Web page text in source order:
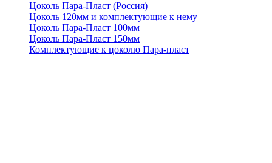
Цоколь Пара-Пласт (Россия)
Цоколь 120мм и комплектующие к нему
Цоколь Пара-Пласт 100мм
Цоколь Пара-Пласт 150мм
Комплектующие к цоколю Пара-пласт